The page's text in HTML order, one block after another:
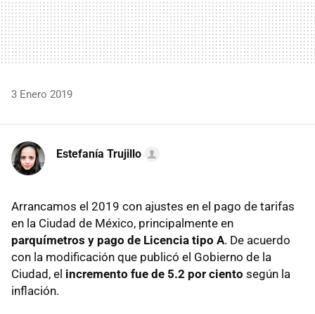
3 Enero 2019
Estefanía Trujillo
Arrancamos el 2019 con ajustes en el pago de tarifas
en la Ciudad de México, principalmente en
parquímetros y pago de Licencia tipo A. De acuerdo
con la modificación que publicó el Gobierno de la
Ciudad, el incremento fue de 5.2 por ciento según la
inflación.